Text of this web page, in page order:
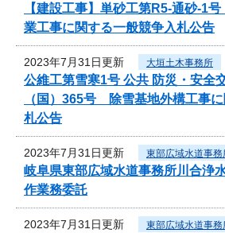
【建設工事】単砂工第R5-通砂-1
業工事に関する一般競争入札公告
2023年7月31日更新 大垣土木事務所
公維工第雪寒1号 公共 防災・安全
（国）365号 除雪基地外構工事
札公告
2023年7月31日更新 東部広域水道事務
岐阜県東部広域水道事務所川合浄
作業務委託
2023年7月31日更新 東部広域水道事務